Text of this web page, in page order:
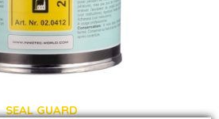
SEAL GUARD